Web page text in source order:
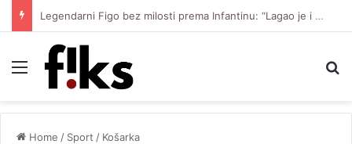
Legendarni Figo bez milosti prema Infantinu: “Lagao je i ukaljao funkciju, sada mora otići”
Menu
Home / Sport / Košarka